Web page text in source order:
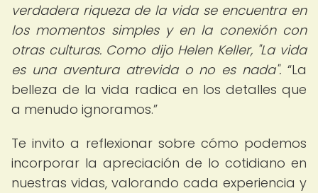
verdadera riqueza de la vida se encuentra en
los momentos simples y en la conexión con
otras culturas. Como dijo Helen Keller, "La vida
es una aventura atrevida o no es nada".
La
belleza de la vida radica en los detalles que
a menudo ignoramos.
Te invito a reflexionar sobre cómo podemos
incorporar la apreciación de lo cotidiano en
nuestras vidas, valorando cada experiencia y